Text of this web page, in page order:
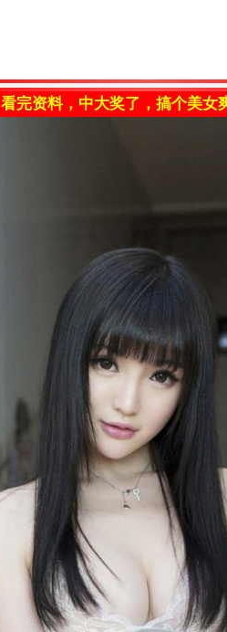
看完资料，中大奖了，搞个美女